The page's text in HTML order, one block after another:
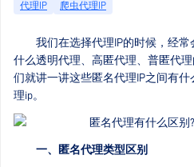
代理IP 爬虫代理IP
我们在选择代理IP的时候，经常
什么透明代理、高匿代理、普匿代
们就讲一讲这些匿名代理IP之间有
理ip。
一、匿名代理类型区别